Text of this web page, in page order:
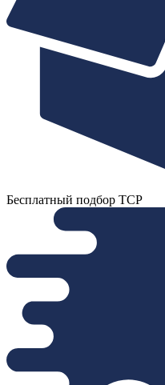
Бесплатный подбор ТСР